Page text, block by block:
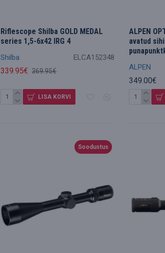
Shilba ELCA152348
Riflescope Shilba GOLD MEDAL
series 1,5-6x42 IRG 4
339.95€ 369.95€
LISA KORVI
ALPEN
ALPEN
avatud
349.00€
Soodustus